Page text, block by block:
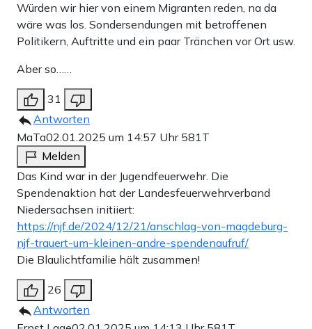
Würden wir hier von einem Migranten reden, na da
wäre was los. Sondersendungen mit betroffenen
Politikern, Auftritte und ein paar Tränchen vor Ort usw.
Aber so……
31
Antworten
MaTa02.01.2025 um 14:57 Uhr 581T
Melden
Das Kind war in der Jugendfeuerwehr. Die
Spendenaktion hat der Landesfeuerwehrverband
Niedersachsen initiiert:
https://njf.de/2024/12/21/anschlag-von-magdeburg-
njf-trauert-um-kleinen-andre-spendenaufruf/
Die Blaulichtfamilie hält zusammen!
26
Antworten